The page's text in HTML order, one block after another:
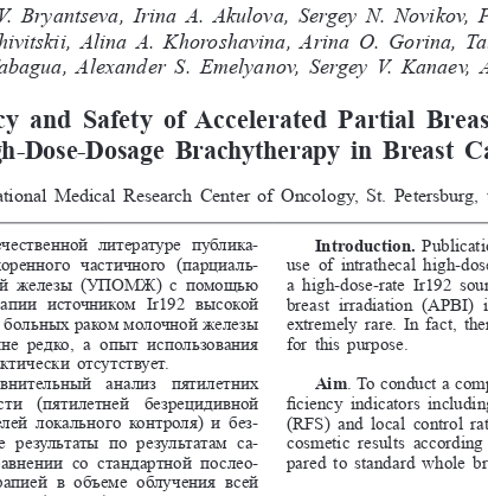
V.  Bryantseva, Irina A.  Akulova, Sergey N.
Krzhivitskii, Аlina А.   Khoroshavina, Arina O.   Gorina,
Alexander S.  Emelyanov, Sergey V.
and  Safety  of  Accelerated  Partial
Dose-Dosage  Brachytherapy  in  Breast
Medical Research Center of Oncology, St. Petersburg,
литературе  публика
-
частичного  (парциаль-
железы  (УПОМЖ)  с  помощью
источником  Ir192  высокой
раком молочной железы
редко,  а  опыт  использования
отсутствует.
анализ  пятилетних
(пятилетней  безрецидивной
локального  контроля)  и  без-
результаты  по  результатам  са-
со  стандартной  послео-
в  объеме  облучения  всей
Introduction.
use  of  intrathecal  high-
a  high-dose-rate  Ir192
breast  irradiation  (APBI)
extremely rare. In fact,
for this purpose.
Aim . To conduct a
ficiency indicators
(RFS)  and  local  control
cosmetic  results
pared to standard whole